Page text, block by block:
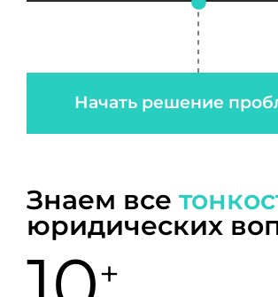
Начать решение
Знаем все
юридических
+